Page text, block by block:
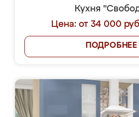
Кухня
Цена: от 34 000
ПОДРОБНЕЕ